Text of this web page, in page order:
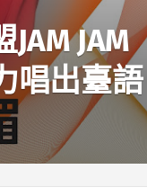
JAM
唱出臺語